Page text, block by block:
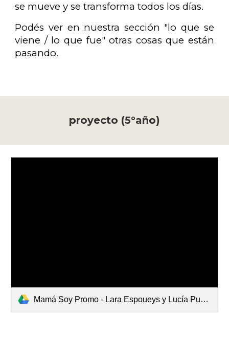
se mueve y se transforma todos los días.
Podés ver en nuestra sección "lo que se
viene / lo que fue" otras cosas que están
pasando.
proyecto (5°año)
Mamá Soy Promo - Lara Espoueys y Lucía Puggia Molinari .pdf